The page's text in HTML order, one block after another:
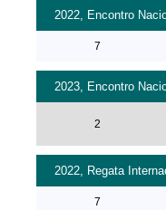
2022, Encontro
7
2023, Encontro
2
2022, Regata
7